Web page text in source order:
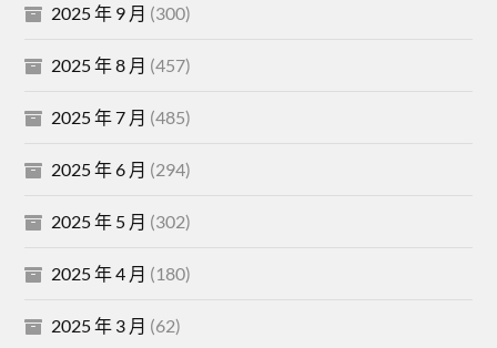
2025 年 9 月 (300)
2025 年 8 月 (457)
2025 年 7 月 (485)
2025 年 6 月 (294)
2025 年 5 月 (302)
2025 年 4 月 (180)
2025 年 3 月 (62)